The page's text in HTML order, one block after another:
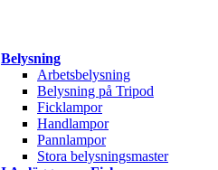
Belysning
Arbetsbelysning
Belysning på Tripod
Ficklampor
Handlampor
Pannlampor
Stora belysningsmaster